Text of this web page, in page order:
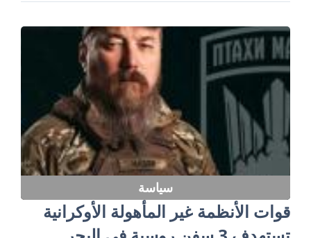
سياسة
قوات الأنظمة غير المأهولة الأوكرانية